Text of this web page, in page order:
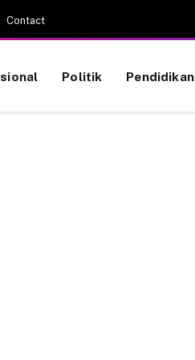
Contact
Politik Pendidikan